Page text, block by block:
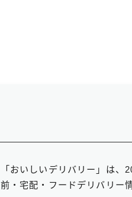
「おいしいデリバリー」は
前・宅配・フードデリバリー